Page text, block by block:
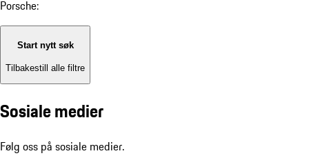
Porsche:
Start nytt søk
Tilbakestill alle filtre
Sosiale medier
Følg oss på sosiale medier.